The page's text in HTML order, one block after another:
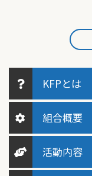
KFPとは
組合概要
活動内容